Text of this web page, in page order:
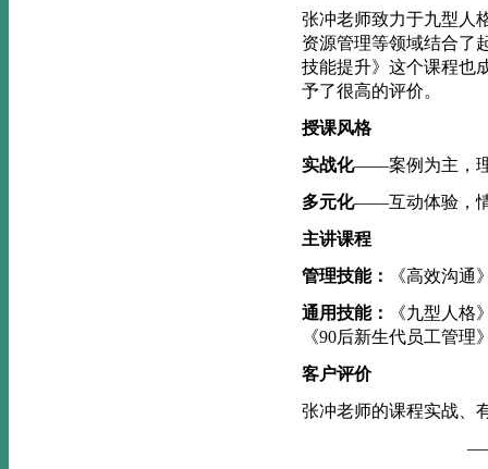
张冲老师致力于九型人
资源管理等领域结合了
技能提升》这个课程也
予了很高的评价。
授课风格
实战化——案例为主，
多元化——互动体验，
主讲课程
管理技能：
《高效沟通
通用技能：
《九型人格
《90后新生代员工管理
客户评价
张冲老师的课程实战、
——远洋集团